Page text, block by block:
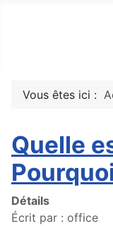
Vous êtes ici :
Quelle
Détails
Écrit par : office